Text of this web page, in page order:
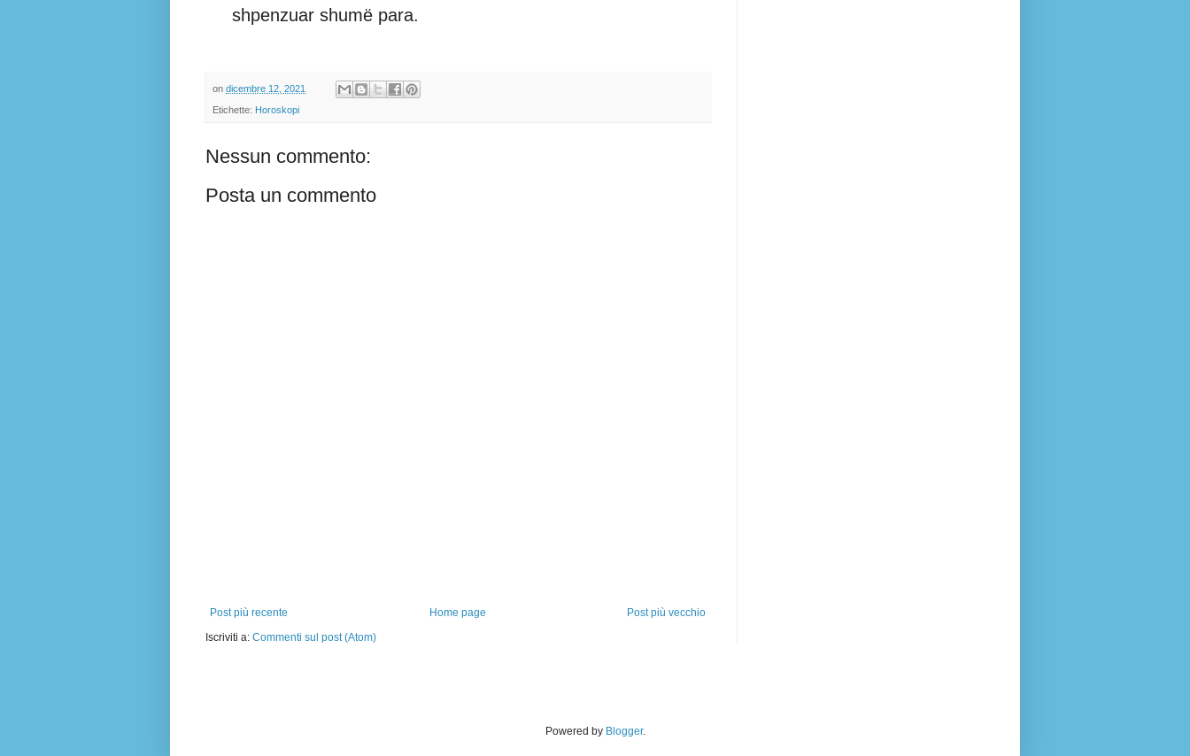
shpenzuar shumë para.
on dicembre 12, 2021
Etichette: Horoskopi
Nessun commento:
Posta un commento
Post più recente Post più vecchio
Home page
Iscriviti a: Commenti sul post (Atom)
Powered by Blogger.